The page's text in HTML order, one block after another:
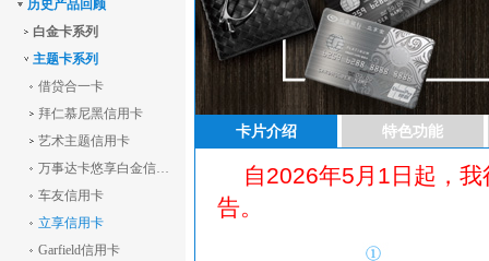
历史产品回顾
白金卡系列
主题卡系列
借贷合一卡
拜仁慕尼黑信用卡
艺术主题信用卡
万事达卡悠享白金信用卡(精英版)
车友信用卡
立享信用卡
Garfield信用卡
卡片介绍 特色功能
自2026年5月1日起，
告。